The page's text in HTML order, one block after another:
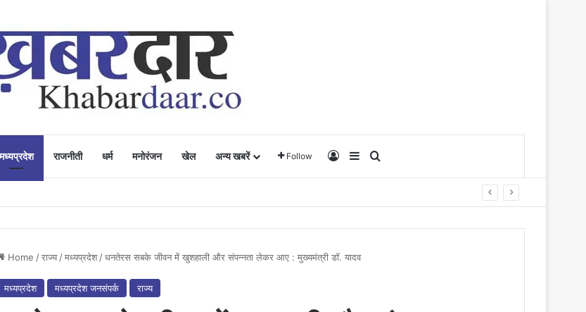
राजनीती धर्म मनोरंजन खेल अन्य खबरें Follow Log InSidebar
डीएपी और नैनो यूरिया बने किसानों के भरोसेमंद कृषि साथी…..
Home /राज्य /मध्यप्रदेश /धनतेरस सबके जीवन में खुशहाली और संपन्नता लेकर आए : मुख्यमंत्री डॉ. यादव
मध्यप्रदेश मध्यप्रदेश जनसंपर्क राज्य